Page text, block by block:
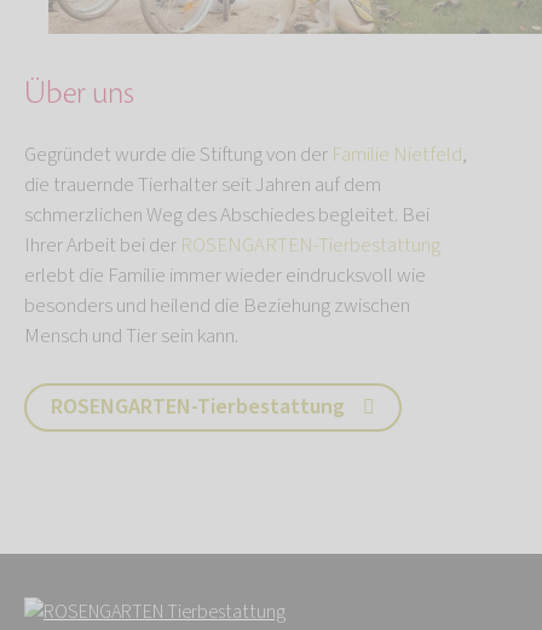
Über uns
Gegründet wurde die Stiftung von der Familie Nietfeld,
die trauernde Tierhalter seit Jahren auf dem
schmerzlichen Weg des Abschiedes begleitet. Bei
Ihrer Arbeit bei der ROSENGARTEN-Tierbestattung
erlebt die Familie immer wieder eindrucksvoll wie
besonders und heilend die Beziehung zwischen
Mensch und Tier sein kann.
ROSENGARTEN-Tierbestattung